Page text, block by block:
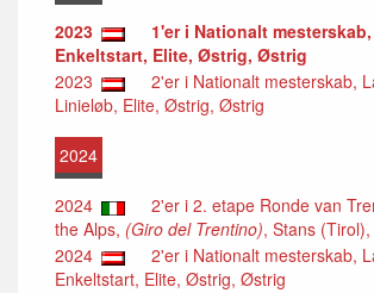
2023
1'er i Nationalt
Enkeltstart, Elite, Østrig, Østrig
2023
2'er i Nationalt mesterskab,
Linieløb, Elite, Østrig, Østrig
2024
2024
2'er i 2. etape Ronde van
the Alps, (Giro del Trentino), Stans
2024
2'er i Nationalt mesterskab,
Enkeltstart, Elite, Østrig, Østrig